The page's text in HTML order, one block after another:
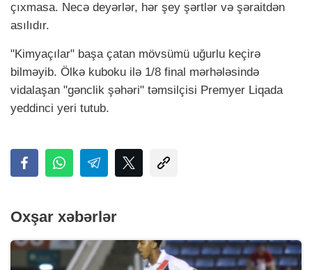
çıxmasa. Necə deyərlər, hər şey şərtlər və şəraitdən
asılıdır.
"Kimyaçılar" başa çatan mövsümü uğurlu keçirə
bilməyib. Ölkə kuboku ilə 1/8 final mərhələsində
vidalaşan "gənclik şəhəri" təmsilçisi Premyer Liqada
yeddinci yeri tutub.
Oxşar xəbərlər